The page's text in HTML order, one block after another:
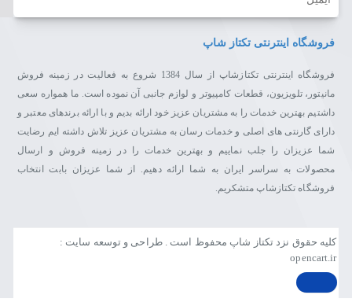
فروشگاه اینترنتی تکتاز شاپ
فروشگاه اینترنتی تکتازشاپ از سال 1384 شروع به فعالیت در زمینه فروش
مانیتور، تلویزیون، قطعات کامپیوتر و لوازم جانبی آن نموده است. ما همواره سعی
داشتیم بهترین خدمات را به مشتریان عزیز خود ارائه بدیم و با ارائه برندهای معتبر و
دارای گارنتی های اصلی و خدمات رسان به مشتریان عزیز تلاش داشته ایم رضایت
شما عزیزان را جلب نماییم و بهترین خدمات را در زمینه فروش و ارسال
محصولات به سراسر ایران به شما ارائه دهیم. از شما عزیزان بابت انتخاب
فروشگاه تکتازشاپ متشکریم.
کلیه حقوق نزد تکتاز شاپ محفوظ است . طراحی و توسعه سایت :
opencart.ir